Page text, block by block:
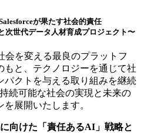
が果たす社会的責任
次世代データ人材育成プロジェクト〜
会を変える最良のプラットフ
もと、テクノロジーを通じて社
パクトを与える取り組みを継続
続可能な社会の実現と未来の
展開いたします。
向けた「責任あるAI」戦略と